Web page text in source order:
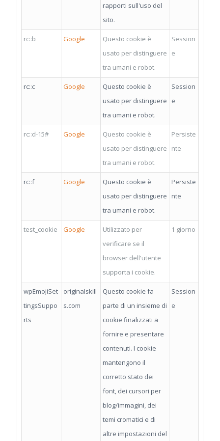
rapporti sull'uso del
sito.
rc::b Google
Questo cookie è
usato per distinguere
tra umani e robot.
Session
e
rc::c Google
Questo cookie è
usato per distinguere
tra umani e robot.
Session
e
rc::d-15# Google
Questo cookie è
usato per distinguere
tra umani e robot.
Persiste
nte
rc::f Google
Questo cookie è
usato per distinguere
tra umani e robot.
Persiste
nte
test_cookie Google
Utilizzato per
verificare se il
browser dell'utente
supporta i cookie.
1 giorno
wpEmojiSet
tingsSuppo
rts
originalskill
s.com
Questo cookie fa
parte di un insieme di
cookie finalizzati a
fornire e presentare
contenuti. I cookie
mantengono il
corretto stato dei
font, dei cursori per
blog/immagini, dei
temi cromatici e di
altre impostazioni del
Session
e